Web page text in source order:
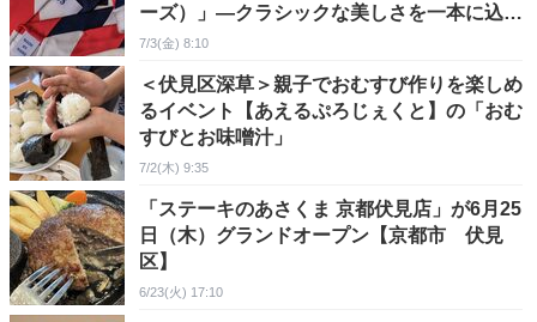
ーズ）」―クラシックな美しさを一本に込め
て
7/3(金) 8:10
＜伏見区深草＞親子でおむすび作りを楽しめ
るイベント【あえるぷろじぇくと】の「おむ
すびとお味噌汁」
7/2(木) 9:35
「ステーキのあさくま 京都伏見店」が6月25
日（木）グランドオープン【京都市 伏見
区】
6/23(火) 17:10